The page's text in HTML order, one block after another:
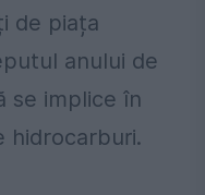
de piața
anului de
se implice în
hidrocarburi.